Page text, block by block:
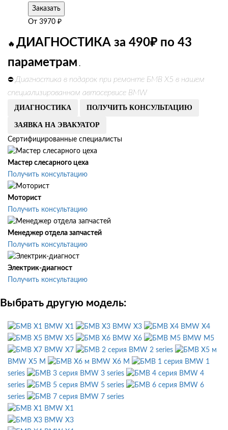
Заказать
От 3970 ₽
🔥 ДИАГНОСТИКА за 490₽ по 43
параметрам .
⛔ Диагностика в подарок при ремонте БМВ Х5 в нашем
специализированном автосервисе BMW
ДИАГНОСТИКА ПОЛУЧИТЬ КОНСУЛЬТАЦИЮ
ЗАЯВКА НА ЭВАКУАТОР
Сертифицированные специалисты
Мастер слесарного цеха
Получить консультацию
Моторист
Получить консультацию
Менеджер отдела запчастей
Получить консультацию
Электрик-диагност
Получить консультацию
Выбрать другую модель:
BMW X1 BMW X3
BMW X4
BMW X5
BMW X6
BMW M5
BMW X7
BMW 2 series
BMW X5 M
BMW X6 M
BMW 1
series
BMW 3 series
BMW 4
series
BMW 5 series
BMW 6
series
BMW 7 series
BMW X1
BMW X3